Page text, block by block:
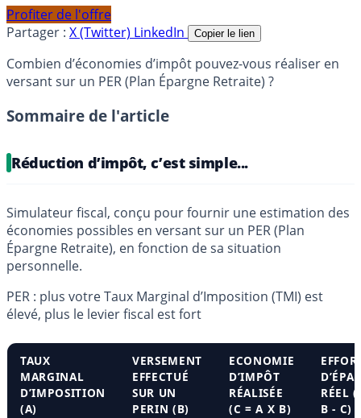
Profiter de l'offre
Partager : X (Twitter) LinkedIn Copier le lien
Combien d’économies d’impôt pouvez-vous réaliser en
versant sur un PER (Plan Épargne Retraite) ?
Sommaire de l'article
Réduction d’impôt, c’est simple...
Simulateur fiscal, conçu pour fournir une estimation des
économies possibles en versant sur un PER (Plan
Épargne Retraite), en fonction de sa situation
personnelle.
PER : plus votre Taux Marginal d’Imposition (TMI) est
élevé, plus le levier fiscal est fort
TAUX
MARGINAL
D’IMPOSITION
(A)
VERSEMENT
EFFECTUÉ
SUR UN
PERIN (B)
ECONOMIE
D’IMPÔT
RÉALISÉE
(C = A X B)
RÉEL
B - C)